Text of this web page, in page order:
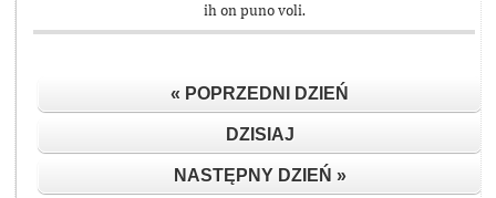
ih on puno voli.
« POPRZEDNI DZIEŃ
DZISIAJ
NASTĘPNY DZIEŃ »